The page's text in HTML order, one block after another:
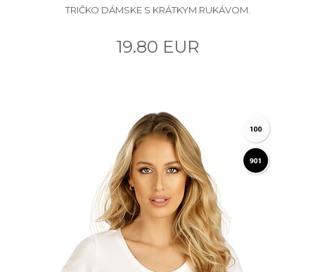
TRIČKO DÁMSKE S KRÁTKYM RUKÁVOM.
19.80 EUR